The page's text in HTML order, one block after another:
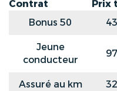
Contrat Prix
Bonus 50
Jeune
conducteur
Assuré au km